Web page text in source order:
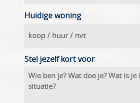
Huidige woning
Stel jezelf kort voor